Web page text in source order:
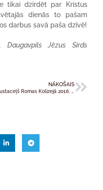
tikai dzirdēt par Kristus
dienās to pašam
darbus savā paša dzīvē!
Daugavpils Jēzus Sirds
NĀKOŠAIS